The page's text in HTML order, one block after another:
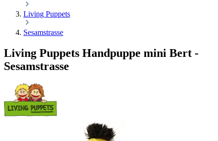
Living Puppets
Sesamstrasse
Living Puppets Handpuppe mini Bert -
Sesamstrasse